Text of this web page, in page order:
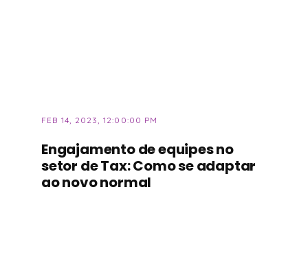
FEB 14, 2023, 12:00:00 PM
Engajamento de equipes no
setor de Tax: Como se adaptar
ao novo normal